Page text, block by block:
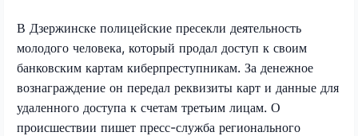
В Дзержинске полицейские пресекли деятельность
молодого человека, который продал доступ к своим
банковским картам киберпреступникам. За денежное
вознаграждение он передал реквизиты карт и данные для
удаленного доступа к счетам третьим лицам. О
происшествии пишет пресс-служба регионального